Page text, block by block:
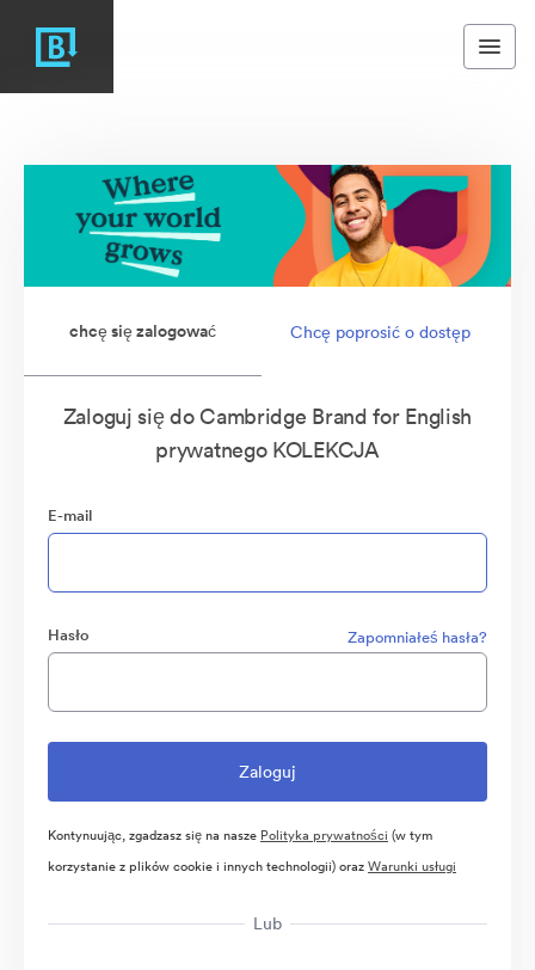
chcę się zalogować Chcę poprosić o dostęp
Zaloguj się do Cambridge Brand for English
prywatnego KOLEKCJA
E-mail
Hasło Zapomniałeś hasła?
Kontynuując, zgadzasz się na nasze Polityka prywatności (w tym
korzystanie z plików cookie i innych technologii) orazWarunki usługi
Lub